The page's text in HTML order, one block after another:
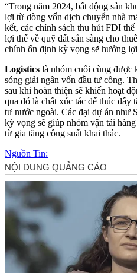
“Trong năm 2024, bất động sản
lợi từ dòng vốn dịch chuyển nhà
kết, các chính sách thu hút FDI
lợi thế về quỹ đất sẵn sàng cho
chính ổn định kỳ vọng sẽ hưởng
Logistics là nhóm cuối cùng
sóng giải ngân vốn đầu tư công.
sau khi hoàn thiện sẽ khiến hoạt
qua đó là chất xúc tác để thúc đẩy
tư nước ngoài. Các đại dự án như
kỳ vọng sẽ giúp nhóm vận tải
từ gia tăng công suất khai thác.
Nguồn Tin: